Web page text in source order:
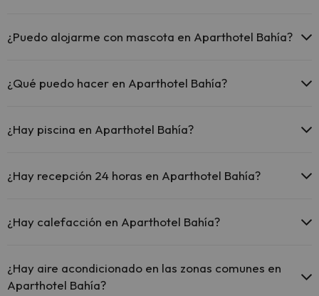
El Aparthotel Bahía ofrece Wi-Fi gratuito en zonas comunes.
¿Puedo alojarme con mascota en Aparthotel Bahía?
¿Qué puedo hacer en Aparthotel Bahía?
pueden ser de pago).
¿Hay piscina en Aparthotel Bahía?
Aquí tienes más info sobre la piscina y otras instalaciones.
Piscina al aire libre (toda la temporada)
¿Hay recepción 24 horas en Aparthotel Bahía?
¿Hay calefacción en Aparthotel Bahía?
¿Hay aire acondicionado en las zonas comunes en
Aparthotel Bahía?